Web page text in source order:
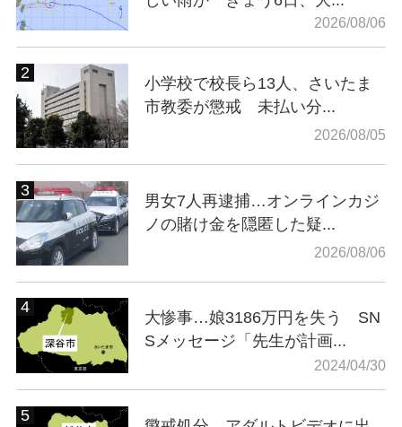
2026/08/06
小学校で校長ら13人、さいたま
市教委が懲戒 未払い分...
2026/08/05
男女7人再逮捕…オンラインカジ
ノの賭け金を隠匿した疑...
2026/08/06
大惨事…娘3186万円を失う SN
Sメッセージ「先生が計画...
2024/04/30